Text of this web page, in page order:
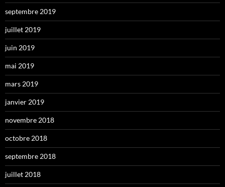
septembre 2019
juillet 2019
juin 2019
mai 2019
mars 2019
janvier 2019
novembre 2018
octobre 2018
septembre 2018
juillet 2018